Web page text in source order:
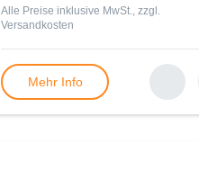
Alle Preise inklusive MwSt., zzgl.
Versandkosten
Mehr Info